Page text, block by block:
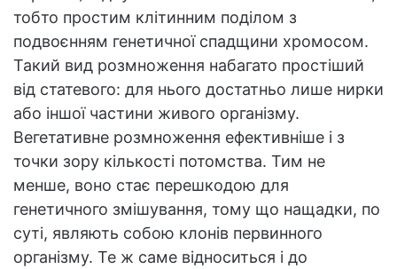
тобто простим клітинним поділом з
подвоєнням генетичної спадщини хромосом.
Такий вид розмноження набагато простіший
від статевого: для нього достатньо лише нирки
або іншої частини живого організму.
Вегетативне розмноження ефективніше і з
точки зору кількості потомства. Тим не
менше, воно стає перешкодою для
генетичного змішування, тому що нащадки, по
суті, являють собою клонів первинного
організму. Те ж саме відноситься і до